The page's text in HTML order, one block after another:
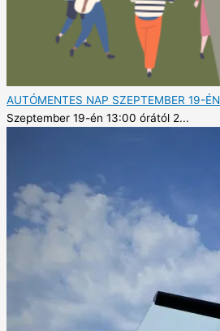
AUTÓMENTES NAP SZEPTEMBER 19-
Szeptember 19-én 13:00 órától 2...